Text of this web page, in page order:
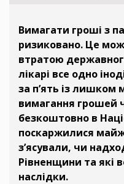
Вимагати гроші з
ризиковано. Це
втратою
лікарі все одно
за п’ять із лишком
вимагання грошей
безкоштовно в
поскаржилися
з’ясували, чи
Рівненщини та які
наслідки.